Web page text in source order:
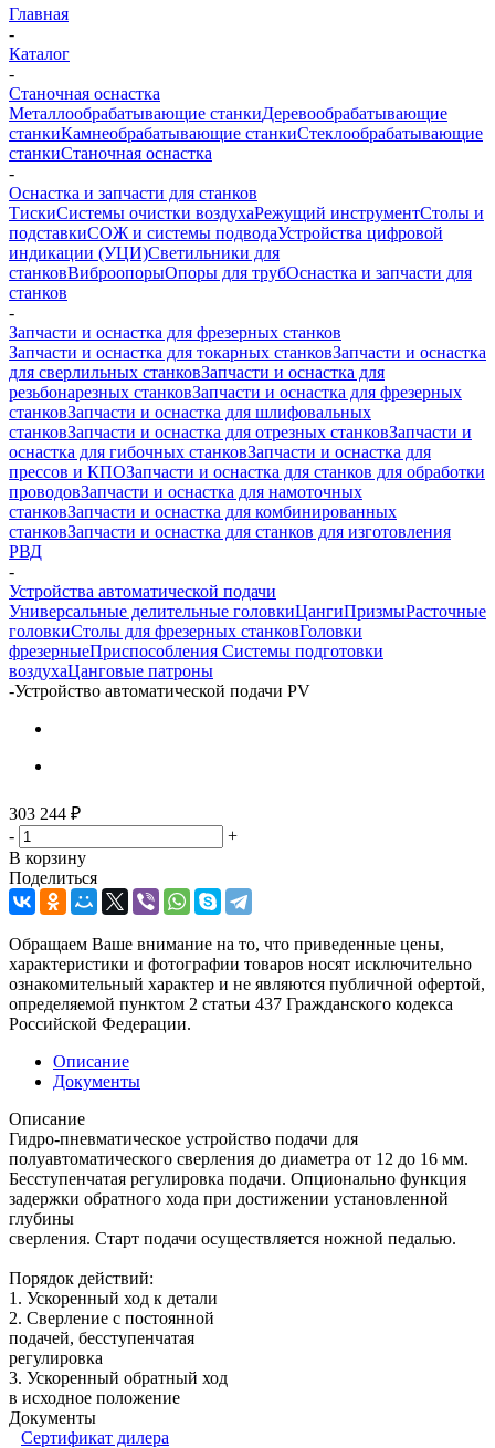
Главная
-
Каталог
-
Станочная оснастка
Металлообрабатывающие станкиДеревообрабатывающие
станкиКамнеобрабатывающие станкиСтеклообрабатывающие
станкиСтаночная оснастка
-
Оснастка и запчасти для станков
ТискиСистемы очистки воздухаРежущий инструментСтолы и
подставкиСОЖ и системы подводаУстройства цифровой
индикации (УЦИ)Светильники для
станковВиброопорыОпоры для трубОснастка и запчасти для
станков
-
Запчасти и оснастка для фрезерных станков
Запчасти и оснастка для токарных станковЗапчасти и оснастка
для сверлильных станковЗапчасти и оснастка для
резьбонарезных станковЗапчасти и оснастка для фрезерных
станковЗапчасти и оснастка для шлифовальных
станковЗапчасти и оснастка для отрезных станковЗапчасти и
оснастка для гибочных станковЗапчасти и оснастка для
прессов и КПОЗапчасти и оснастка для станков для обработки
проводовЗапчасти и оснастка для намоточных
станковЗапчасти и оснастка для комбинированных
станковЗапчасти и оснастка для станков для изготовления
РВД
-
Устройства автоматической подачи
Универсальные делительные головкиЦангиПризмыРасточные
головкиСтолы для фрезерных станковГоловки
фрезерныеПриспособления Системы подготовки
воздухаЦанговые патроны
-Устройство автоматической подачи PV
303 244 ₽
-
+
В корзину
Поделиться
Обращаем Ваше внимание на то, что приведенные цены,
характеристики и фотографии товаров носят исключительно
ознакомительный характер и не являются публичной офертой,
определяемой пунктом 2 статьи 437 Гражданского кодекса
Российской Федерации.
Описание
Документы
Описание
Гидро-пневматическое устройство подачи для
полуавтоматического сверления до диаметра от 12 до 16 мм.
Бесступенчатая регулировка подачи. Опционально функция
задержки обратного хода при достижении установленной
глубины
сверления. Старт подачи осуществляется ножной педалью.
Порядок действий:
1. Ускоренный ход к детали
2. Сверление с постоянной
подачей, бесступенчатая
регулировка
3. Ускоренный обратный ход
в исходное положение
Документы
Сертификат дилера